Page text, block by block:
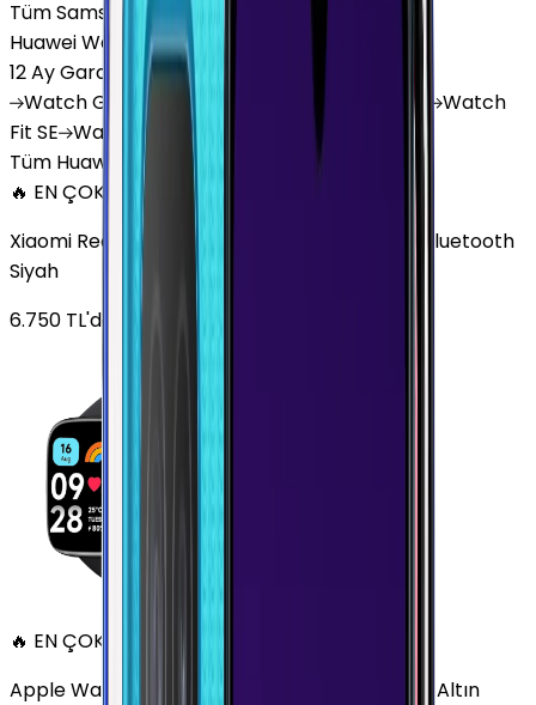
Tüm Samsung Watch'lar
Huawei Watch
12 Ay Garanti
6 Taksit
WatchGT 4 Watch GT 5 Pro
Watch
Fit SE Watch Fit 3 Watch
Tüm Huawei Watch'lar
🔥 EN ÇOK SATAN
Xiaomi Redmi Watch 3 Active Plastik 47mm Bluetooth
Siyah
6.750 TL'den başlayan fiyatlar
🔥 EN ÇOK SATAN
Apple Watch Series 6 Alüminyum 40mm GPS Altın